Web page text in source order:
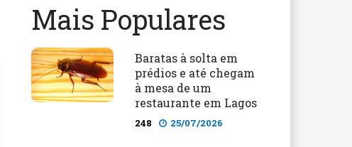
Mais Populares
Baratas à solta em
prédios e até chegam
à mesa de um
restaurante em Lagos
248 25/07/2026